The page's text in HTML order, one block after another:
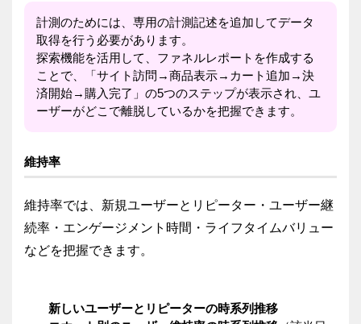
計測のためには、専用の計測記述を追加してデータ
取得を行う必要があります。
探索機能を活用して、ファネルレポートを作成する
ことで、「サイト訪問→商品表示→カート追加→決
済開始→購入完了」の5つのステップが表示され、ユ
ーザーがどこで離脱しているかを把握できます。
維持率
維持率では、新規ユーザーとリピーター・ユーザー継
続率・エンゲージメント時間・ライフタイムバリュー
などを把握できます。
新しいユーザーとリピーターの時系列推移